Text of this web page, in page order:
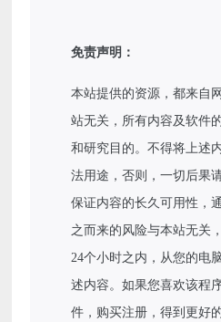
免责声明：
本站提供的资源，都来自
站无关，所有内容及软件
和研究目的。不得将上述
法用途，否则，一切后果
保证内容的长久可用性，
之而来的风险与本站无关
24个小时之内，从您的电
述内容。如果您喜欢该程
件，购买注册，得到更好